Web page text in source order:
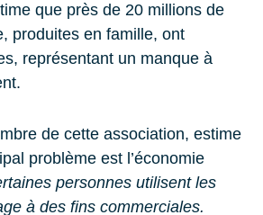
que près de 20 millions de
produites en famille, ont
représentant un manque à
de cette association, estime
problème est l’économie
personnes utilisent les
à des fins commerciales.